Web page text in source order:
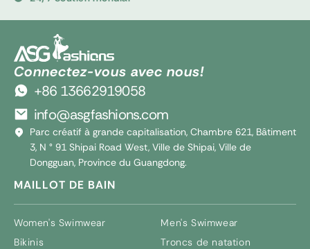
Connectez-vous avec nous!
+86 13662919058
info@asgfashions.com
Parc créatif à grande capitalisation, Chambre 621, Bâtiment
3, N ° 91 Shipai Road West, Ville de Shipai, Ville de
Dongguan, Province du Guangdong.
MAILLOT DE BAIN
Women's Swimwear
Bikinis
Men's Swimwear
Troncs de natation